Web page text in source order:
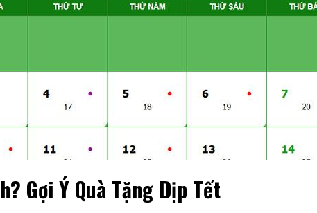
Champagne (Sâm Panh)
Gợi Ý Quà Tặng Dịp Tết